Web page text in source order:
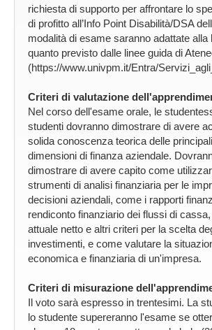
richiesta di supporto per affrontare lo
di profitto all’Info Point Disabilità/DSA
modalità di esame saranno adattate alla
quanto previsto dalle linee guida di
(https://www.univpm.it/Entra/
Criteri di valutazione
Nel corso dell'esame orale, le
studenti dovranno dimostrare di avere
solida conoscenza teorica delle
dimensioni di finanza aziendale.
dimostrare di avere capito come
strumenti di analisi finanziaria per le
decisioni aziendali, come i rapporti
rendiconto finanziario dei flussi di
attuale netto e altri criteri per la scelta
investimenti, e come valutare la
economica e finanziaria di un'impresa.
Criteri di misurazione
Il voto sarà espresso in trentesimi. La
lo studente supereranno l'esame se